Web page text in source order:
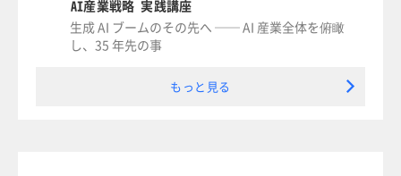
AI産業戦略 実践講座
生成 AI ブームのその先へ ── AI 産業全体を俯瞰
し、35 年先の事
もっと見る